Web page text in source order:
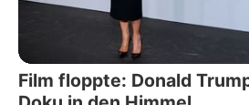
Film floppte: Donald